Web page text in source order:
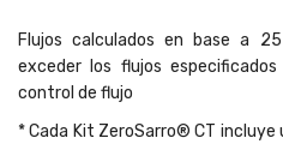
Flujos calculados en base a
exceder los flujos
control de flujo
* Cada Kit ZeroSarro® CT